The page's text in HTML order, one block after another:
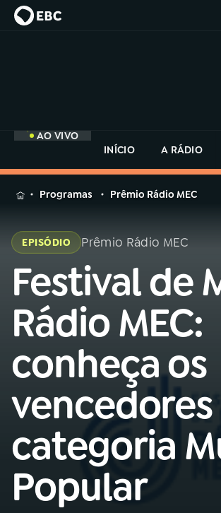
AO VIVO
INÍCIO
A RÁDIO
MENU
Buscar
na
Rádio
MEC
Início
01 INÍCIO
02 A RÁDIO
03 PROGRAMAÇÃO
04PROGRAMAS
na
Rádio
Programas Prêmio Rádio MEC
EPISÓDIO Prêmio Rádio MEC
Festival de
Rádio MEC:
conheça os
vencedores
categoria
Popular